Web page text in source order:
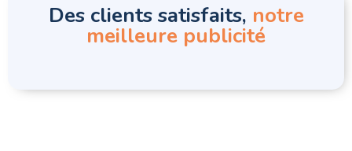
Des clients satisfaits, notre
meilleure publicité